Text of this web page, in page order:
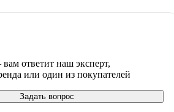
вам ответит наш эксперт,
или один из покупателей
Задать вопрос